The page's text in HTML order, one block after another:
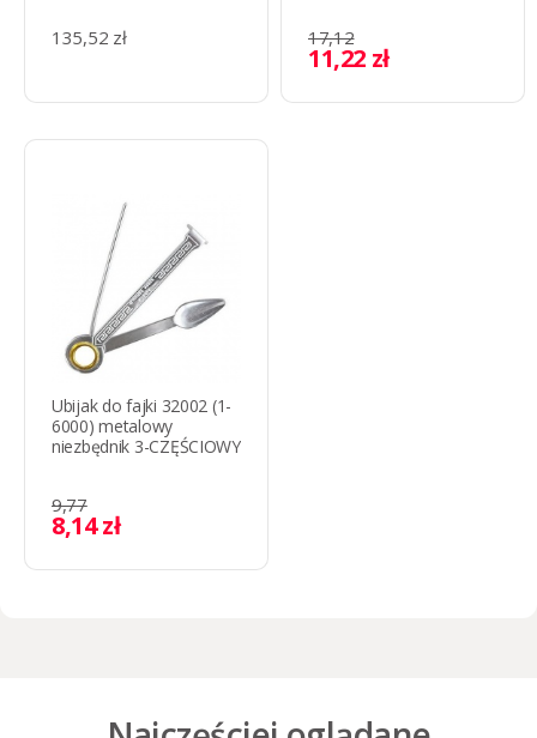
135,52 zł 17,12
11,22 zł
Ubijak do fajki 32002 (1-
6000) metalowy
niezbędnik 3-CZĘŚCIOWY
9,77
8,14 zł